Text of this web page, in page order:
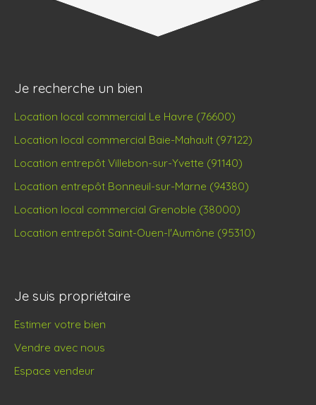
Je recherche un bien
Location local commercial Le Havre (76600)
Location local commercial Baie-Mahault (97122)
Location entrepôt Villebon-sur-Yvette (91140)
Location entrepôt Bonneuil-sur-Marne (94380)
Location local commercial Grenoble (38000)
Location entrepôt Saint-Ouen-l'Aumône (95310)
Je suis propriétaire
Estimer votre bien
Vendre avec nous
Espace vendeur